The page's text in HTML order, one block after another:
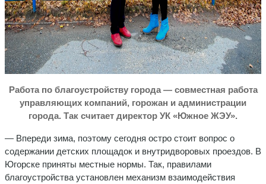
Работа по благоустройству города — совместная работа
управляющих компаний, горожан и администрации
города. Так считает директор УК «Южное ЖЭУ».
— Впереди зима, поэтому сегодня остро стоит вопрос о
содержании детских площадок и внутридворовых проездов. В
Югорске приняты местные нормы. Так, правилами
благоустройства установлен механизм взаимодействия